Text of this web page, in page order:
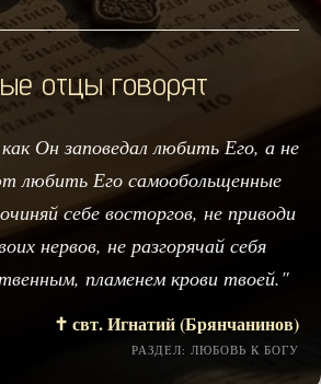
отцы говорят
Он заповедал любить Его, а не
любить Его самообольщенные
себе восторгов, не приводи
нервов, не разгорячай себя
пламенем крови твоей."
✝️ свт. Игнатий (Брянчанинов)
РАЗДЕЛ: ЛЮБОВЬ К БОГУ